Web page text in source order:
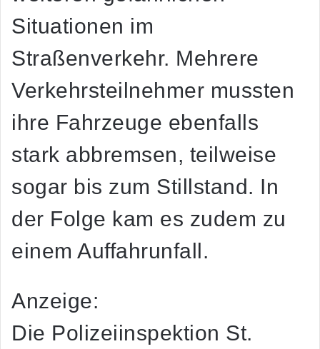
Situationen im
Straßenverkehr. Mehrere
Verkehrsteilnehmer mussten
ihre Fahrzeuge ebenfalls
stark abbremsen, teilweise
sogar bis zum Stillstand. In
der Folge kam es zudem zu
einem Auffahrunfall.
Anzeige:
Die Polizeiinspektion St.